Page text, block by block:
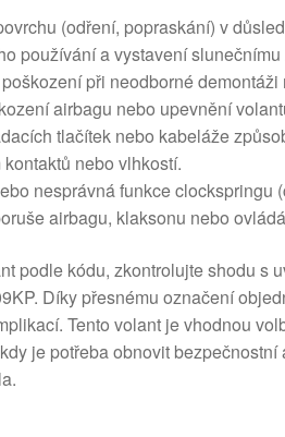
(odření, popraskání) v
používání a vystavení slunečnímu
při neodborné demontáži
airbagu nebo upevnění
tlačítek nebo kabeláže
nebo vlhkostí.
nesprávná funkce clockspringu
airbagu, klaksonu nebo
podle kódu, zkontrolujte shodu s
Díky přesnému označení
Tento volant je vhodnou
je potřeba obnovit bezpečnostní